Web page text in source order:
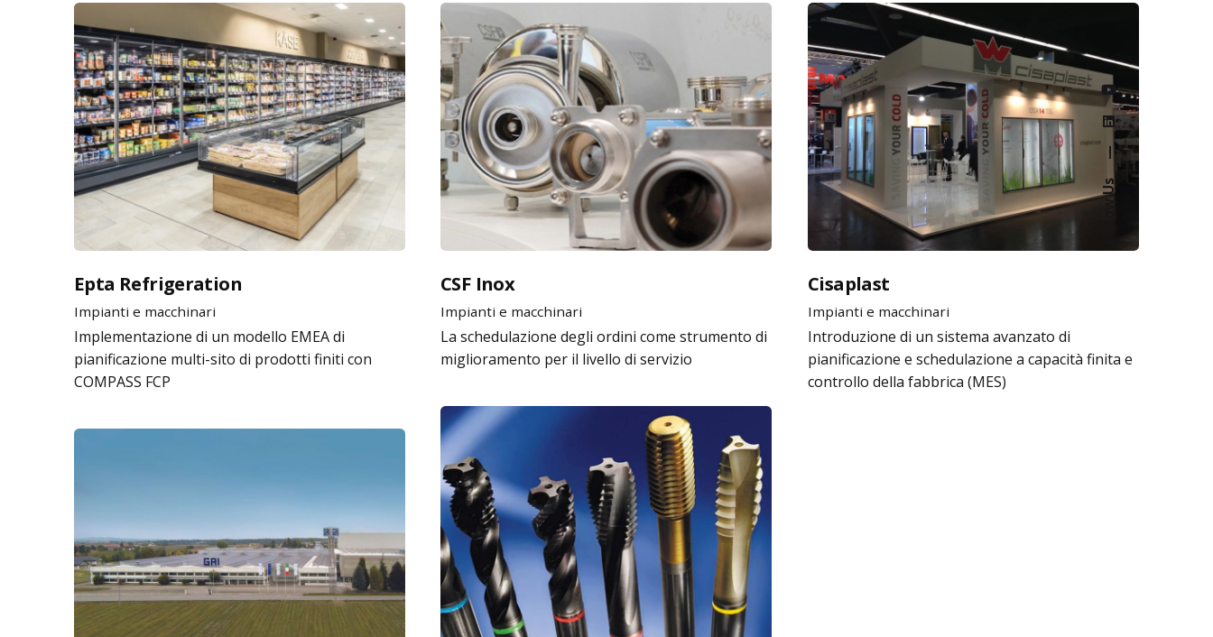
Follow Us
—
Epta Refrigeration
Impianti e macchinari
Implementazione di un modello EMEA di
pianificazione multi-sito di prodotti finiti con
COMPASS FCP
CSF Inox
Impianti e macchinari
La schedulazione degli ordini come strumento di
miglioramento per il livello di servizio
Cisaplast
Impianti e macchinari
Introduzione di un sistema avanzato di
pianificazione e schedulazione a capacità finita e
controllo della fabbrica (MES)